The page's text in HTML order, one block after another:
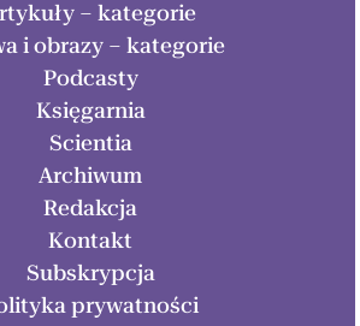
– kategorie
i obrazy – kategorie
Podcasty
Księgarnia
Scientia
Archiwum
Redakcja
Kontakt
Subskrypcja
prywatności